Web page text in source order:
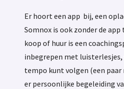
Er hoort een app bij, een
Somnox is ook zonder de app
koop of huur is een
inbegrepen met luisterlesjes,
tempo kunt volgen (een paar
er persoonlijke begeleiding